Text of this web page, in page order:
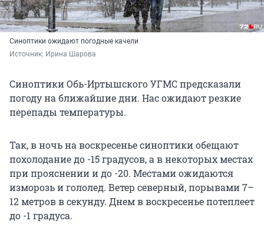
Синоптики ожидают погодные качели
Источник: Ирина Шарова
Синоптики Обь-Иртышского УГМС предсказали
погоду на ближайшие дни. Нас ожидают резкие
перепады температуры.
Так, в ночь на воскресенье синоптики обещают
похолодание до -15 градусов, а в некоторых местах
при прояснении и до -20. Местами ожидаются
изморозь и гололед. Ветер северный, порывами 7–
12 метров в секунду. Днем в воскресенье потеплеет
до -1 градуса.